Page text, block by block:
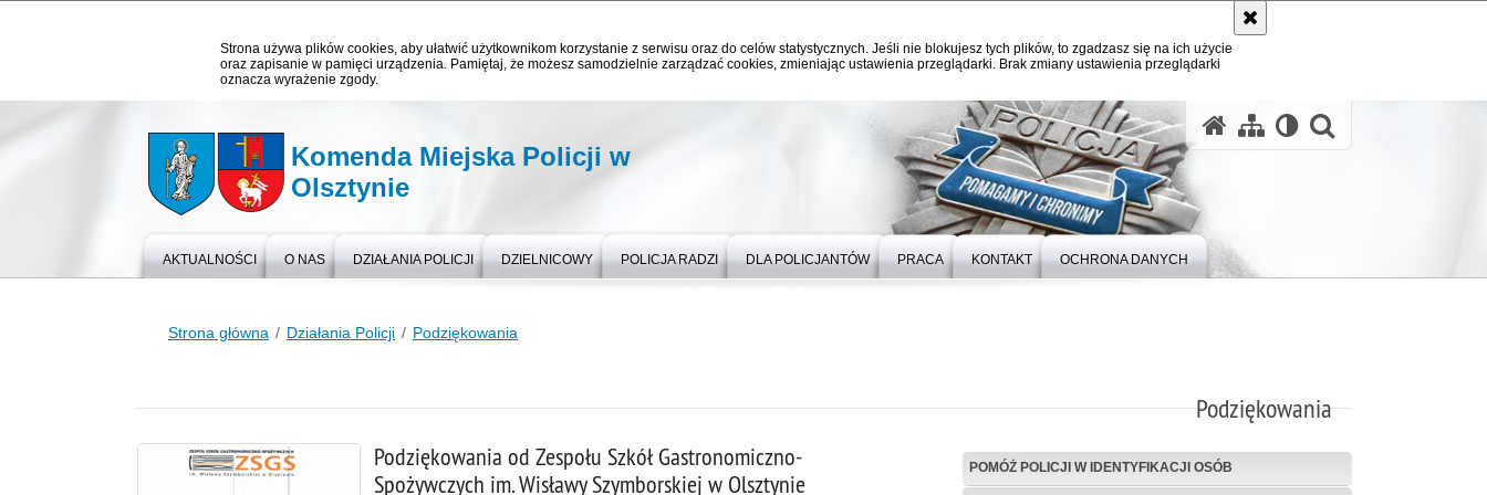
Strona używa plików cookies, aby ułatwić użytkownikom korzystanie z serwisu oraz do celów statystycznych. Jeśli nie blokujesz tych plików, to zgadzasz się na ich użycie
oraz zapisanie w pamięci urządzenia. Pamiętaj, że możesz samodzielnie zarządzać cookies, zmieniając ustawienia przeglądarki. Brak zmiany ustawienia przeglądarki
oznacza wyrażenie zgody.
Komenda Miejska Policji w
Olsztynie
AKTUALNOŚCI O NAS DZIAŁANIA POLICJI DZIELNICOWY POLICJA RADZI DLA POLICJANTÓW PRACA KONTAKT OCHRONA DANYCH
Strona główna Działania Policji Podziękowania
Podziękowania
POMÓŻ POLICJI W IDENTYFIKACJI OSÓB
Podziękowania od Zespołu Szkół Gastronomiczno-
Spożywczych im. Wisławy Szymborskiej w Olsztynie